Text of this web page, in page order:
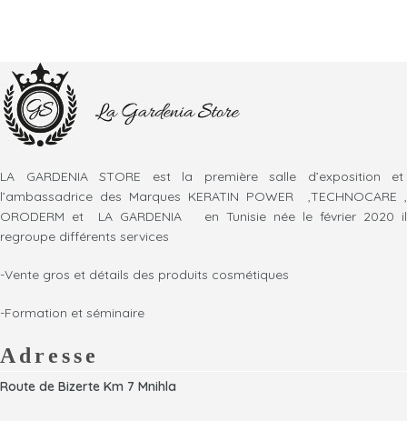
LA GARDENIA STORE est la première salle d’exposition et
l’ambassadrice des Marques KERATIN POWER ,TECHNOCARE ,
ORODERM et LA GARDENIA en Tunisie née le février 2020 il
regroupe différents services
-Vente gros et détails des produits cosmétiques
-Formation et séminaire
Adresse
Route de Bizerte Km 7 Mnihla